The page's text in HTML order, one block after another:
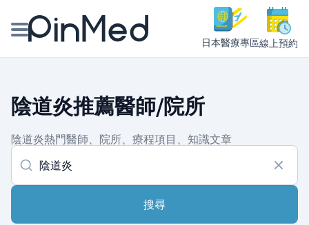
日本醫療專區線上預約
醫師專欄專訪
健康主題館
我是醫療人員
陰道炎推薦醫師/院所
陰道炎熱門醫師、院所、療程項目、知識文章
搜尋